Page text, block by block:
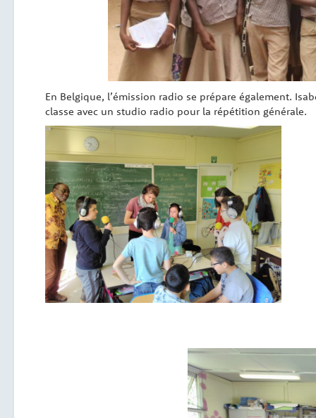
En Belgique, l’émission radio se prépare également.
classe avec un studio radio pour la répétition générale.